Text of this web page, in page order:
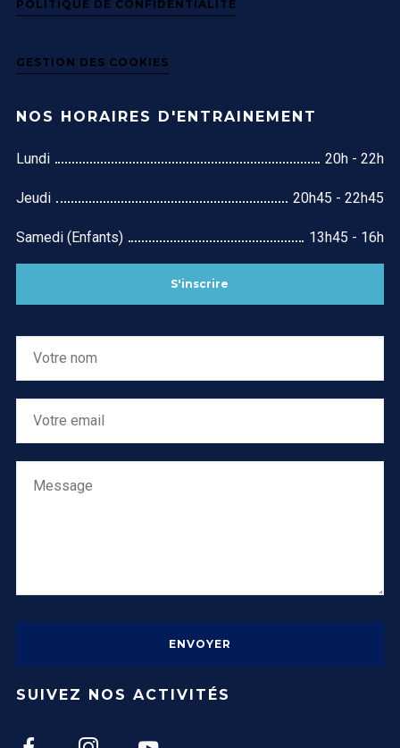
POLITIQUE DE CONFIDENTIALITÉ
GESTION DES COOKIES
NOS HORAIRES D'ENTRAINEMENT
Lundi 20h - 22h
Jeudi 20h45 - 22h45
Samedi (Enfants) 13h45 - 16h
S'inscrire
SUIVEZ NOS ACTIVITÉS